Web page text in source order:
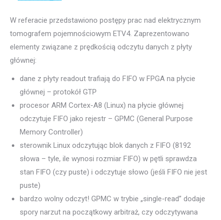
W referacie przedstawiono postępy prac nad elektrycznym
tomografem pojemnościowym ETV4. Zaprezentowano
elementy związane z prędkością odczytu danych z płyty
głównej:
dane z płyty readout trafiają do FIFO w FPGA na płycie
głównej – protokół GTP
procesor ARM Cortex-A8 (Linux) na płycie głównej
odczytuje FIFO jako rejestr – GPMC (General Purpose
Memory Controller)
sterownik Linux odczytując blok danych z FIFO (8192
słowa – tyle, ile wynosi rozmiar FIFO) w pętli sprawdza
stan FIFO (czy puste) i odczytuje słowo (jeśli FIFO nie jest
puste)
bardzo wolny odczyt! GPMC w trybie „single-read” dodaje
spory narzut na początkowy arbitraż, czy odczytywana